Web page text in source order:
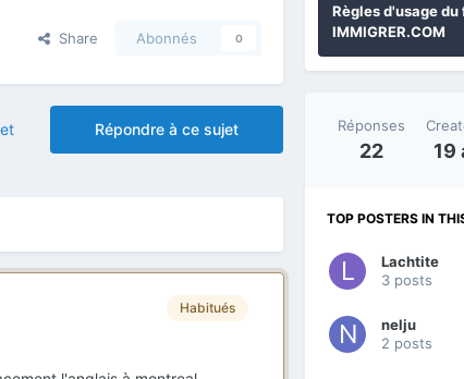
Share Abonnés 0
Répondre à ce sujet
Habitués
Règles d'usage du
IMMIGRER.COM
Réponses
22 19
TOP POSTERS IN
Lachtite
3 posts
nelju
2 posts